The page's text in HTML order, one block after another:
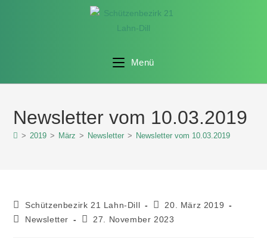
Menü
Newsletter vom 10.03.2019
> 2019 > März > Newsletter > Newsletter vom 10.03.2019
Schützenbezirk 21 Lahn-Dill
20. März 2019
Newsletter
27. November 2023